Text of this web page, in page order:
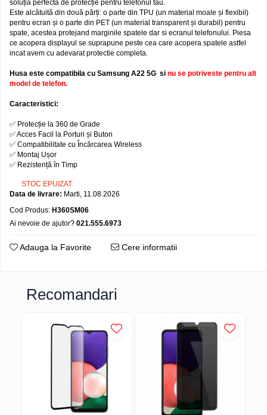
Cabluri & Incarcatoare
Carduri Memorie
Casti Audio
Folie silicon
Pachete Promotionale
Pachete Husă + Folie
Produse
soluția perfectă de protecție pentru telefonul tău.
Este alcătuită din două părți: o parte din TPU (un material moale și flexibil)
pentru ecran și o parte din PET (un material transparent și durabil) pentru
spate, acestea protejand marginile spatele dar si ecranul telefonului. Piesa
ce acopera displayul se suprapune peste cea care acopera spatele astfel
incat avem cu adevarat protectie completa.
Husa este compatibila cu Samsung A22 5G si nu se potriveste pentru alt
model de telefon.
Caracteristici:
✅ Protecție la 360 de Grade
✅ Acces Facil la Porturi și Buton
✅ Compatibilitate cu Încărcarea Wireless
✅ Montaj Ușor
✅ Rezistență în Timp
STOC EPUIZAT
Data de livrare: Marti, 11.08.2026
Cod Produs: H360SM06
Ai nevoie de ajutor? 021.555.6973
Adauga la Favorite Cere informatii
Recomandari